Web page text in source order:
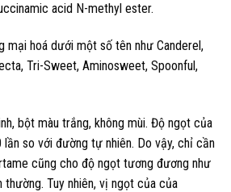
acid N-methyl ester.
mại hoá dưới một số tên như Canderel,
Tri-Sweet, Aminosweet, Spoonful,
bột màu trắng, không mùi. Độ ngọt của
so với đường tự nhiên. Do vậy, chỉ cần
cũng cho độ ngọt tương đương như
Tuy nhiên, vị ngọt của của